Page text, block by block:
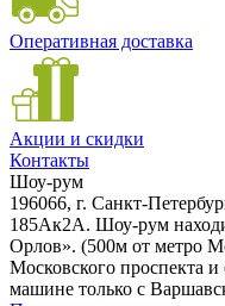
Оперативная доставка
Акции и скидки
Контакты
Шоу-рум
196066, г. Санкт-
185Ак2А. Шоу-рум
Орлов». (500м от метро
Московского проспекта
машине только с